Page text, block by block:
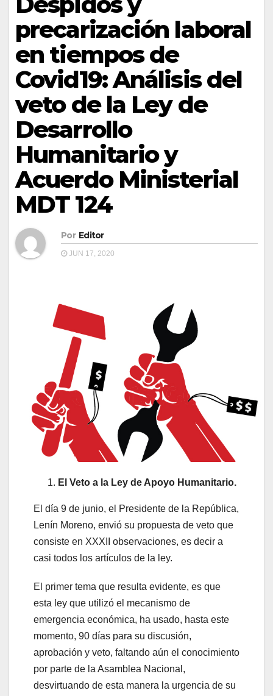
precarización laboral
en tiempos de
Covid19: Análisis del
veto de la Ley de
Desarrollo
Humanitario y
Acuerdo Ministerial
MDT 124
Por Editor
JUN 17, 2020
El Veto a la Ley de Apoyo Humanitario.
El día 9 de junio, el Presidente de la República,
Lenín Moreno, envió su propuesta de veto que
consiste en XXXII observaciones, es decir a
casi todos los artículos de la ley.
El primer tema que resulta evidente, es que
esta ley que utilizó el mecanismo de
emergencia económica, ha usado, hasta este
momento, 90 días para su discusión,
aprobación y veto, faltando aún el conocimiento
por parte de la Asamblea Nacional,
desvirtuando de esta manera la urgencia de su